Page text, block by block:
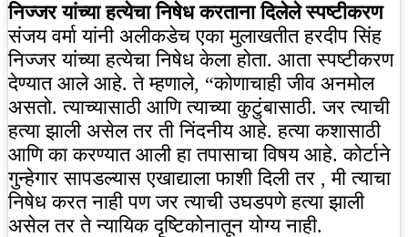
निज्जर यांच्या हत्येचा निषेध करताना दिलेले स्पष्टीकरण
संजय वर्मा यांनी अलीकडेच एका मुलाखतीत हरदीप सिंह
निज्जर यांच्या हत्येचा निषेध केला होता. आता स्पष्टीकरण
देण्यात आले आहे. ते म्हणाले, “कोणाचाही जीव अनमोल
असतो. त्याच्यासाठी आणि त्याच्या कुटुंबासाठी. जर त्याची
हत्या झाली असेल तर ती निंदनीय आहे. हत्या कशासाठी
आणि का करण्यात आली हा तपासाचा विषय आहे. कोर्टाने
गुन्हेगार सापडल्यास एखाद्याला फाशी दिली तर , मी त्याचा
निषेध करत नाही पण जर त्याची उघडपणे हत्या झाली
असेल तर ते न्यायिक दृष्टिकोनातून योग्य नाही.